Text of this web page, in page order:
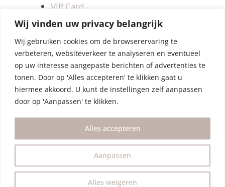
Wij vinden uw privacy belangrijk
Wij gebruiken cookies om de browserervaring te
verbeteren, websiteverkeer te analyseren en eventueel
op uw interesse aangepaste berichten of advertenties te
tonen. Door op 'Alles accepteren' te klikken gaat u
hiermee akkoord. U kunt de instellingen zelf aanpassen
door op 'Aanpassen' te klikken.
Aanpassen
Alles weigeren
Alles accepteren
VIP Card
Retourneren
Betalen & verzendkosten
Privacy Policy
Algemene Voorwaarden